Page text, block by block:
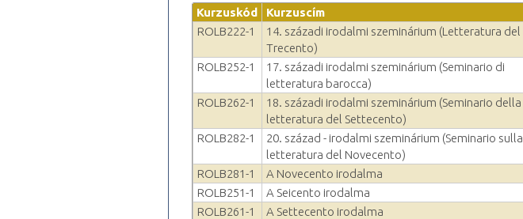
Kurzuskód Kurzuscím
ROLB222-1
14. századi irodalmi szeminárium (Letteratura del
Trecento)
ROLB252-1
17. századi irodalmi szeminárium (Seminario di
letteratura barocca)
ROLB262-1
18. századi irodalmi szeminárium (Seminario della
letteratura del Settecento)
ROLB282-1
20. század - irodalmi szeminárium (Seminario sulla
letteratura del Novecento)
ROLB281-1
A Novecento irodalma
ROLB251-1
A Seicento irodalma
ROLB261-1
A Settecento irodalma